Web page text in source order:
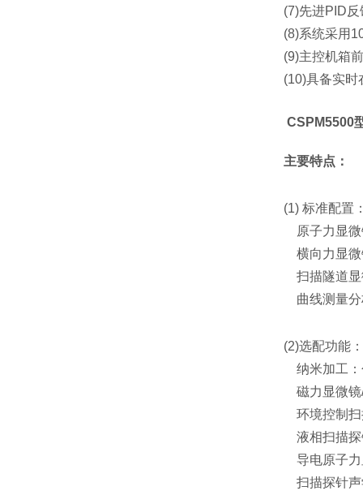
(7)先进PID
(8)系统采用
(9)主控机箱
(10)具备实时
CSPM5500
主要特点：
(1) 标准配置
原子力显微
横向力显微
扫描隧道显
曲线测量分
(2)选配功能：
纳米加工：
磁力显微镜
环境控制扫
液相扫描探
导电原子力
扫描探针声